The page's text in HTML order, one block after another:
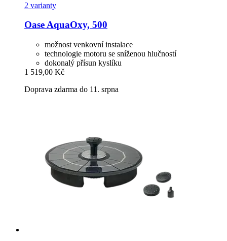
2 varianty
OaseAquaOxy, 500
možnost venkovní instalace
technologie motoru se sníženou hlučností
dokonalý přísun kyslíku
1 519,00 Kč
Doprava zdarma do 11. srpna